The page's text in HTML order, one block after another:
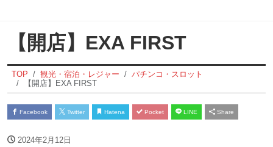
【開店】EXA FIRST
TOP 観光・宿泊・レジャー
パチンコ・スロット
【開店】EXA FIRST
Facebook Twitter Hatena Pocket LINE Share
2024年2月12日